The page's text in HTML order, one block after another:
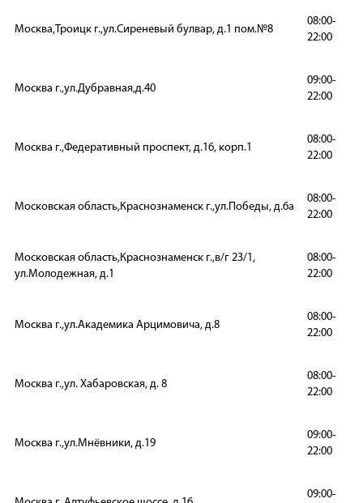
Москва,Троицк г.,ул.Сиреневый булвар, д.1 пом.№8
08:00-
22:00
Москва г.,ул.Дубравная,д.40
09:00-
22:00
Москва г.,Федеративный проспект, д.16, корп.1
08:00-
22:00
Московская область,Краснознаменск г.,ул.Победы, д.6а
08:00-
22:00
Московская область,Краснознаменск г.,в/г 23/1,
ул.Молодежная, д.1
08:00-
22:00
Москва г.,ул.Академика Арцимовича, д.8
08:00-
22:00
Москва г.,ул. Хабаровская, д. 8
08:00-
22:00
Москва г.,ул.Мнёвники, д.19
09:00-
22:00
09:00-